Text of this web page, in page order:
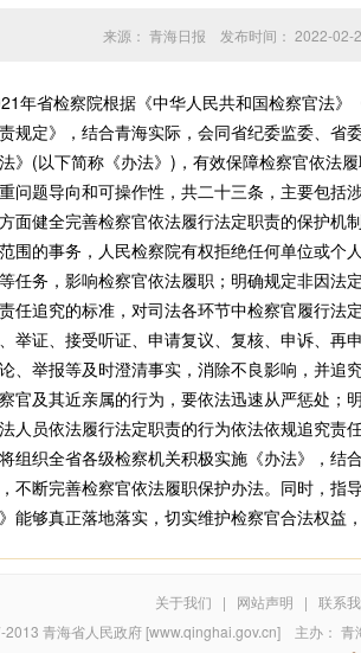
来源： 青海日报 发布时间： 2022-02-
省检察院根据《中华人民共和国检察官法》
规定》，结合青海实际，会同省纪委监委、省
》(以下简称《办法》)，有效保障检察官依法履
题导向和可操作性，共二十三条，主要包括
面健全完善检察官依法履行法定职责的保护
围的事务，人民检察院有权拒绝任何单位或
任务，影响检察官依法履职；明确规定非因
任追究的标准，对司法各环节中检察官履行
举证、接受听证、申请复议、复核、申诉、
、举报等及时澄清事实，消除不良影响，并追
官及其近亲属的行为，要依法迅速从严惩处
人员依法履行法定职责的行为依法依规追究责
织全省各级检察机关积极实施《办法》，结
不断完善检察官依法履职保护办法。同时，指
能够真正落地落实，切实维护检察官合法权益
关于我们 | 网站声明 | 联系
2013 青海省人民政府 [www.qinghai.gov.cn] 主办： 青